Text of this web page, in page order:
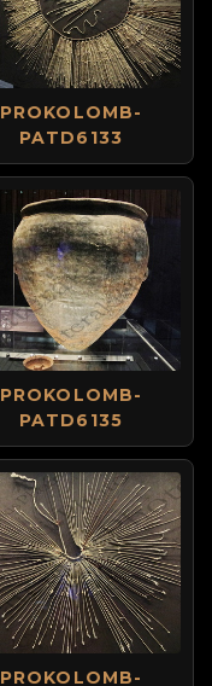
PROKOLOMB-
PATD6133
PROKOLOMB-
PATD6135
PROKOLOMB-